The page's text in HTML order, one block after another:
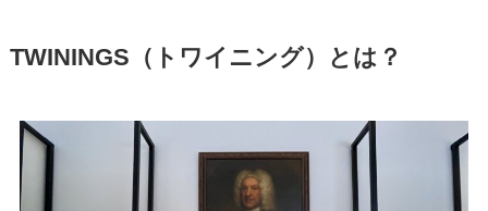
TWININGS（トワイニング）とは？